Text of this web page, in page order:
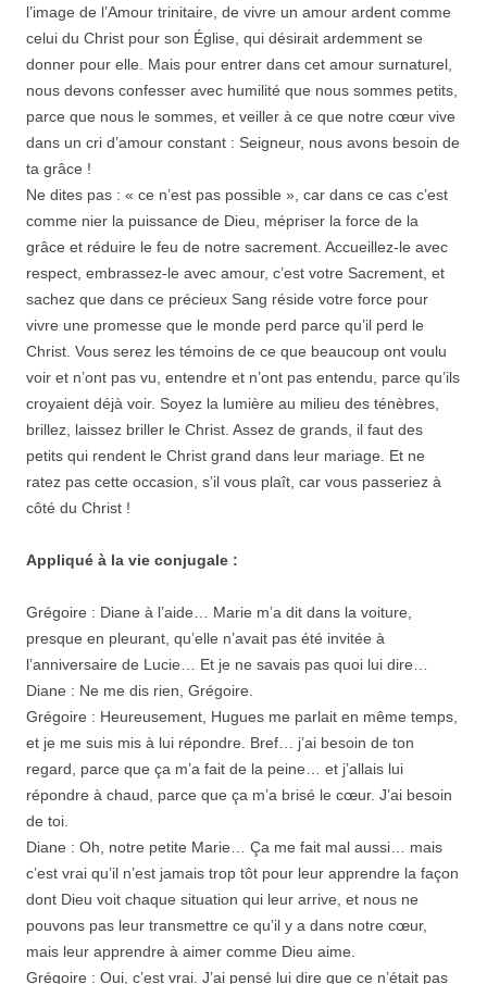
l’image de l’Amour trinitaire, de vivre un amour ardent comme
celui du Christ pour son Église, qui désirait ardemment se
donner pour elle. Mais pour entrer dans cet amour surnaturel,
nous devons confesser avec humilité que nous sommes petits,
parce que nous le sommes, et veiller à ce que notre cœur vive
dans un cri d’amour constant : Seigneur, nous avons besoin de
ta grâce !
Ne dites pas : « ce n’est pas possible », car dans ce cas c’est
comme nier la puissance de Dieu, mépriser la force de la
grâce et réduire le feu de notre sacrement. Accueillez-le avec
respect, embrassez-le avec amour, c’est votre Sacrement, et
sachez que dans ce précieux Sang réside votre force pour
vivre une promesse que le monde perd parce qu’il perd le
Christ. Vous serez les témoins de ce que beaucoup ont voulu
voir et n’ont pas vu, entendre et n’ont pas entendu, parce qu’ils
croyaient déjà voir. Soyez la lumière au milieu des ténèbres,
brillez, laissez briller le Christ. Assez de grands, il faut des
petits qui rendent le Christ grand dans leur mariage. Et ne
ratez pas cette occasion, s’il vous plaît, car vous passeriez à
côté du Christ !
Appliqué à la vie conjugale :
Grégoire : Diane à l’aide… Marie m’a dit dans la voiture,
presque en pleurant, qu’elle n’avait pas été invitée à
l’anniversaire de Lucie… Et je ne savais pas quoi lui dire…
Diane : Ne me dis rien, Grégoire.
Grégoire : Heureusement, Hugues me parlait en même temps,
et je me suis mis à lui répondre. Bref… j’ai besoin de ton
regard, parce que ça m’a fait de la peine… et j’allais lui
répondre à chaud, parce que ça m’a brisé le cœur. J’ai besoin
de toi.
Diane : Oh, notre petite Marie… Ça me fait mal aussi… mais
c’est vrai qu’il n’est jamais trop tôt pour leur apprendre la façon
dont Dieu voit chaque situation qui leur arrive, et nous ne
pouvons pas leur transmettre ce qu’il y a dans notre cœur,
mais leur apprendre à aimer comme Dieu aime.
Grégoire : Oui, c’est vrai. J’ai pensé lui dire que ce n’était pas